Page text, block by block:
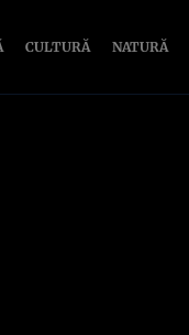
CULTURĂ NATURĂ